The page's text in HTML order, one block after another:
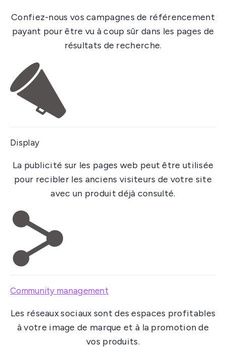
Confiez-nous vos campagnes de référencement
payant pour être vu à coup sûr dans les pages de
résultats de recherche.
Display
La publicité sur les pages web peut être utilisée
pour recibler les anciens visiteurs de votre site
avec un produit déjà consulté.
Community management
Les réseaux sociaux sont des espaces profitables
à votre image de marque et à la promotion de
vos produits.